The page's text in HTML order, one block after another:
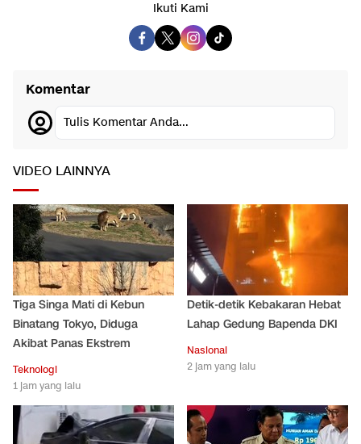
Ikuti Kami
Komentar
Tulis Komentar Anda...
VIDEO LAINNYA
Tiga Singa Mati di Kebun
Binatang Tokyo, Diduga
Akibat Panas Ekstrem
Teknologi
1 jam yang lalu
Detik-detik Kebakaran Hebat
Lahap Gedung Bapenda DKI
Nasional
2 jam yang lalu